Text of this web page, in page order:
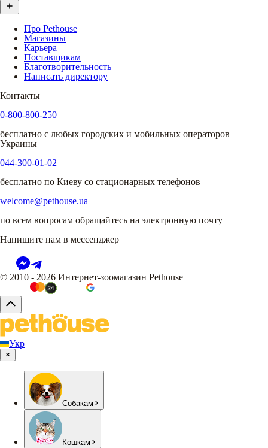
Про Pethouse
Магазины
Карьера
Поставщикам
Благотворительность
Написать директору
Контакты
0-800-800-250
бесплатно с любых городских и мобильных операторов
Украины
044-300-01-02
бесплатно по Киеву со стационарных телефонов
welcome@pethouse.ua
по всем вопросам обращайтесь на электронную почту
Напишите нам в мессенджер
© 2010 - 2026 Интернет-зоомагазин Pethouse
Укр
Собакам
Кошкам